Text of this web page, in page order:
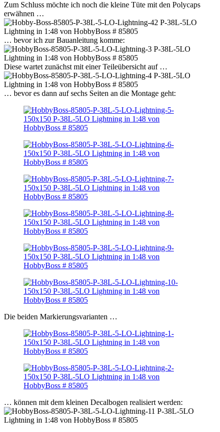
Zum Schluss möchte ich noch die kleine Tüte mit den Polycaps
erwähnen …
… bevor ich zur Bauanleitung komme:
Diese wartet zunächst mit einer Teileübersicht auf …
… bevor es dann auf sechs Seiten an die Montage geht:
Die beiden Markierungsvarianten …
… können mit dem kleinen Decalbogen realisiert werden: